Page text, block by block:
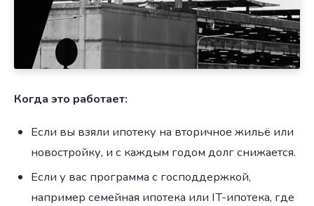
Когда это работает:
Если вы взяли ипотеку на вторичное жильё или
новостройку, и с каждым годом долг снижается.
Если у вас программа с господдержкой,
например семейная ипотека или IT-ипотека, где